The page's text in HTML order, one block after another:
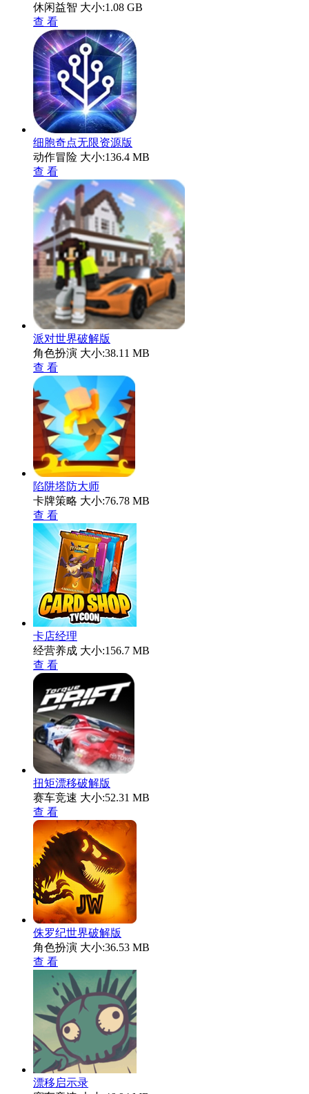
休闲益智 大小:1.08 GB
查 看
细胞奇点无限资源版
动作冒险 大小:136.4 MB
查 看
派对世界破解版
角色扮演 大小:38.11 MB
查 看
陷阱塔防大师
卡牌策略 大小:76.78 MB
查 看
卡店经理
经营养成 大小:156.7 MB
查 看
扭矩漂移破解版
赛车竞速 大小:52.31 MB
查 看
侏罗纪世界破解版
角色扮演 大小:36.53 MB
查 看
漂移启示录